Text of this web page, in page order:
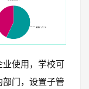
使用，学校可
门，设置子管